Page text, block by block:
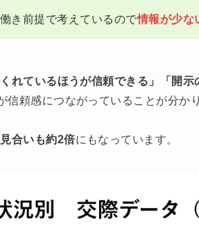
き前提で考えているので情報が少な
れているほうが信頼できる」「開示
信頼感につながっていることが分か
合いも約2倍にもなっています。